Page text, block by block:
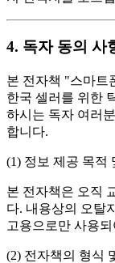
4. 독자 동의 사
본 전자책 "스마트
한국 셀러를 위한
하시는 독자 여러
합니다.
(1) 정보 제공 목적
본 전자책은 오직
다. 내용상의 오탈
고용으로만 사용
(2) 전자책의 형식